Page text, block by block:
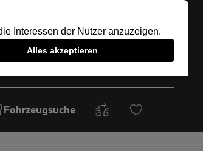
Fahrzeugsuche